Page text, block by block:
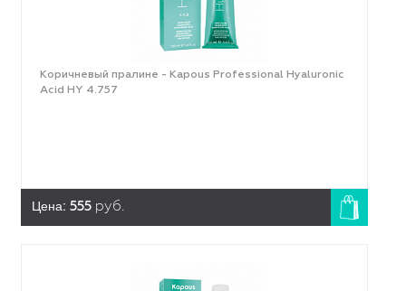
Коричневый пралине - Kapous Professional Hyaluronic
Acid HY 4.757
Цена: 555 руб.